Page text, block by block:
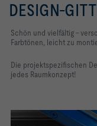
DESIGN-
​Schön und vielfältig –
Farbtönen, leicht zu
Die projektspezifischen
jedes Raumkonzept!